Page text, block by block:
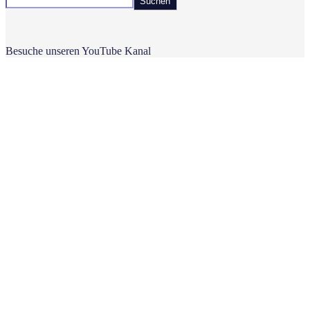
Besuche unseren YouTube Kanal